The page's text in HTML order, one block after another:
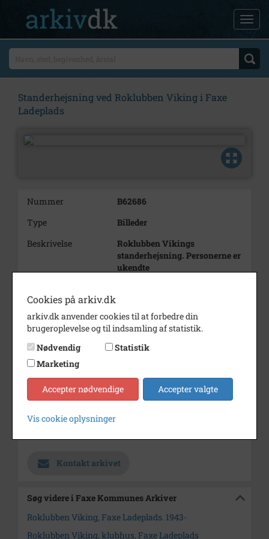
Standerhejsning ved Roklubben Viking i Faxe
Ladeplads
Nummer
B62686
Type
Billeder
Beskrivelse
Roklubben Vikings
standerhejsning. Personerne er
ukendte
Dateringsnote
Fotograf
Ukendt
Størrelse
16x9
Type
Kommune (1970-2050)
Enhed
Kontakt arkivet
Søg videre i Faxe Kommunes Arkiver
Roklubben Viking, Faxe Ladeplads. 1943-
Roklubben Viking, klubhus, Faxe Ladeplads
Cookies på arkiv.dk
arkiv.dk anvender cookies til at forbedre din
brugeroplevelse og til indsamling af statistik.
Nødvendig
Statistik
Marketing
Accepter nødvendige Accepter valgte
Vis cookie oplysninger